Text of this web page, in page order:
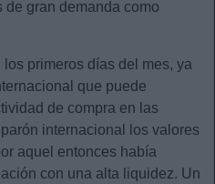
de gran demanda como
primeros días del mes, ya
que puede
de compra en las
internacional los valores
aquel entonces había
con una alta liquidez. Un